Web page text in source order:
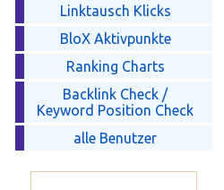
Linktausch Klicks
BloX Aktivpunkte
Ranking Charts
Backlink Check /
Keyword Position Check
alle Benutzer